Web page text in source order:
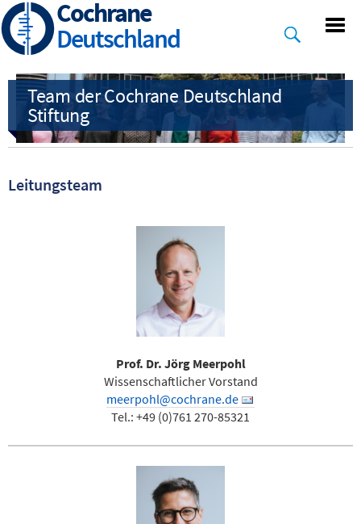
Skip
to
main
Cochrane
Deutschland
Leitungsteam
Prof. Dr. Jörg Meerpohl
Wissenschaftlicher Vorstand
meerpohl@cochrane.de
Tel.: +49 (0)761 270-85321